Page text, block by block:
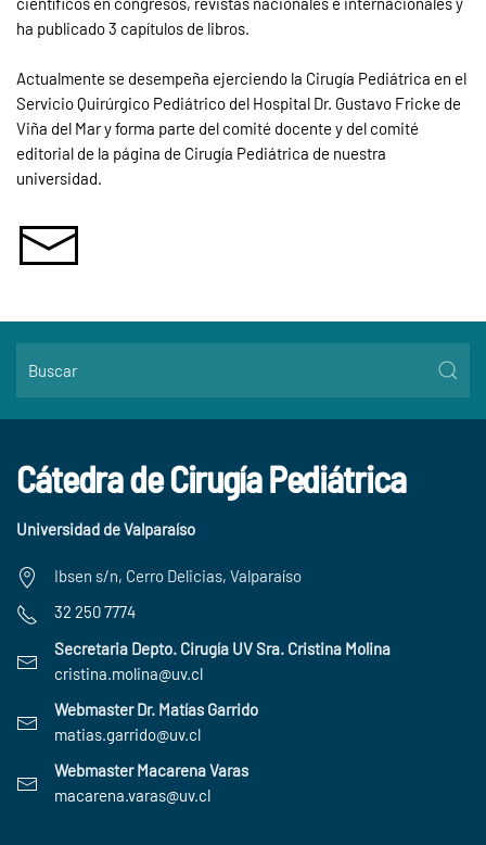
ha publicado 3 capítulos de libros.
Actualmente se desempeña ejerciendo la Cirugía Pediátrica en el
Servicio Quirúrgico Pediátrico del Hospital Dr. Gustavo Fricke de
Viña del Mar y forma parte del comité docente y del comité
editorial de la página de Cirugía Pediátrica de nuestra
universidad.
Cátedra de Cirugía Pediátrica
Universidad de Valparaíso
Ibsen s/n, Cerro Delicias, Valparaíso
32 250 7774
Secretaria Depto. Cirugía UV Sra. Cristina Molina
cristina.molina@uv.cl
Webmaster Dr. Matías Garrido
matias.garrido@uv.cl
Webmaster Macarena Varas
macarena.varas@uv.cl